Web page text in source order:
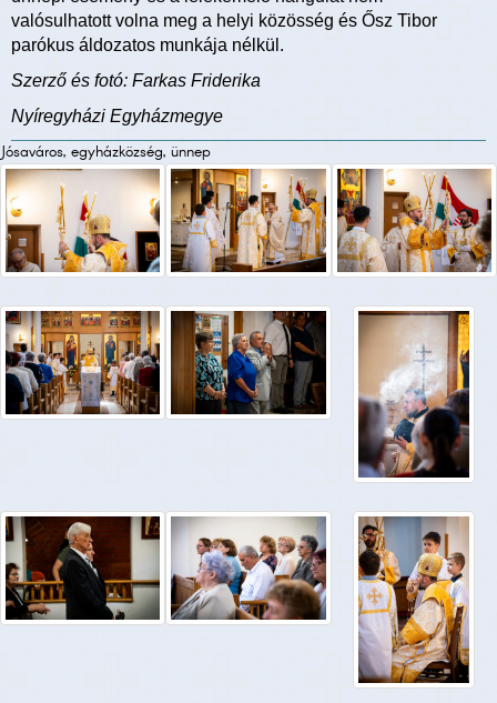
valósulhatott volna meg a helyi közösség és Ősz Tibor
parókus áldozatos munkája nélkül.
Szerző és fotó: Farkas Friderika
Nyíregyházi Egyházmegye
Jósaváros, egyházközség, ünnep